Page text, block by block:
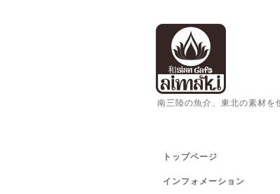
南三陸の魚介、東北の素材を
トップページ
インフォメーション